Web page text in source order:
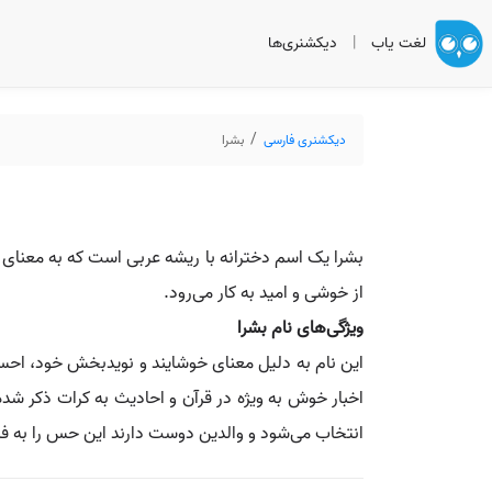
لغت یاب | دیکشنری‌ها
دیکشنری فارسی بشرا
بشرا یک اسم دخترانه با ریشه عربی است که به
از خوشی و امید به کار می‌رود.
ویژگی‌های نام بشرا
این نام به دلیل معنای خوشایند و نویدبخش خود،
اخبار خوش به ویژه در قرآن و احادیث به کرات ذکر
انتخاب می‌شود و والدین دوست دارند این حس را به